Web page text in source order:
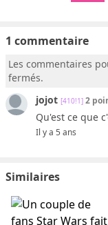
1 commentaire
Les commentaires
fermés.
jojot [410!1] 2
Qu'est ce que
Il y a 5 ans
Similaires